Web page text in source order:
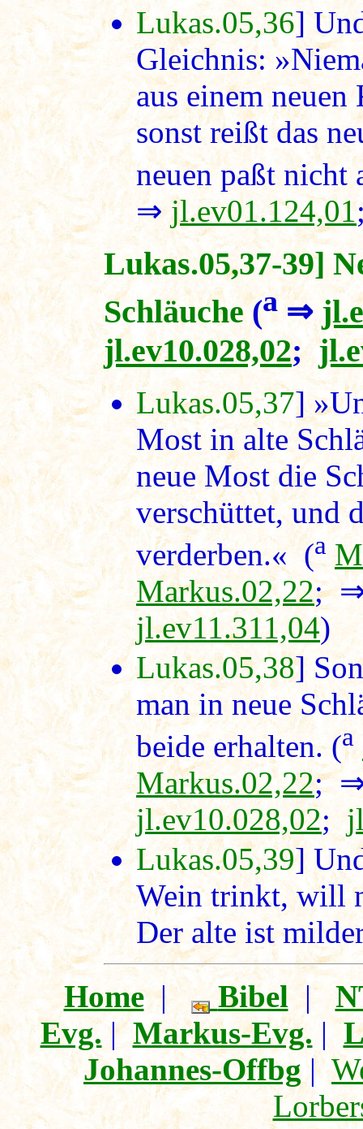
Lukas.05,36]
Gleichnis:
aus einem
sonst reißt das
neuen paßt nicht
⇒jl.ev01.124,01
Lukas.05,37-39]
Schläuche(a⇒
jl.ev10.028,02;
Lukas.05,37]
Most in alte
neue Most die
verschüttet, und
verderben.« (a
Markus.02,22;
jl.ev11.311,04)
Lukas.05,38]
man in neue
beide erhalten. (a
Markus.02,22;
jl.ev10.028,02;
Lukas.05,39]
Wein trinkt, will
Der alte ist
Home| Bibel|
Evg. |Markus-Evg. |
Johannes-Offbg|